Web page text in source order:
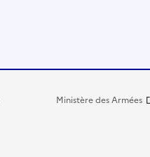
Ministère des Armées